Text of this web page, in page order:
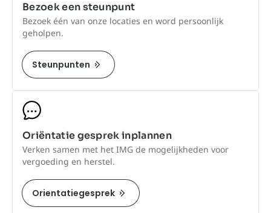
Bezoek een steunpunt
Bezoek één van onze locaties en word persoonlijk
geholpen.
Steunpunten
Oriëntatie gesprek inplannen
Verken samen met het IMG de mogelijkheden voor
vergoeding en herstel.
Orientatiegesprek